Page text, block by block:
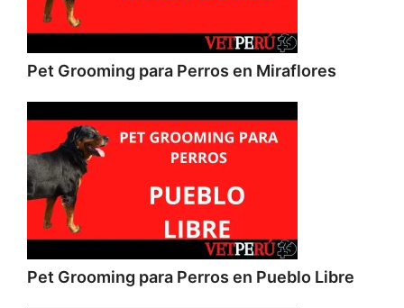
Pet Grooming para Perros en Miraflores
Pet Grooming para Perros en Pueblo Libre